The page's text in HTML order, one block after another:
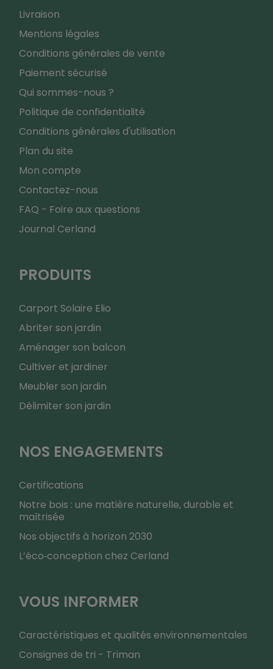
Livraison
Mentions légales
Conditions générales de vente
Paiement sécurisé
Qui sommes-nous ?
Politique de confidentialité
Conditions générales d'utilisation
Plan du site
Mon compte
Contactez-nous
FAQ - Foire aux questions
Journal Cerland
PRODUITS
Carport Solaire Elio
Abriter son jardin
Aménager son balcon
Cultiver et jardiner
Meubler son jardin
Délimiter son jardin
NOS ENGAGEMENTS
Certifications
Notre bois : une matière naturelle, durable et
maîtrisée
Nos objectifs à horizon 2030
L’éco‑conception chez Cerland
VOUS INFORMER
Caractéristiques et qualités environnementales
Consignes de tri - Triman